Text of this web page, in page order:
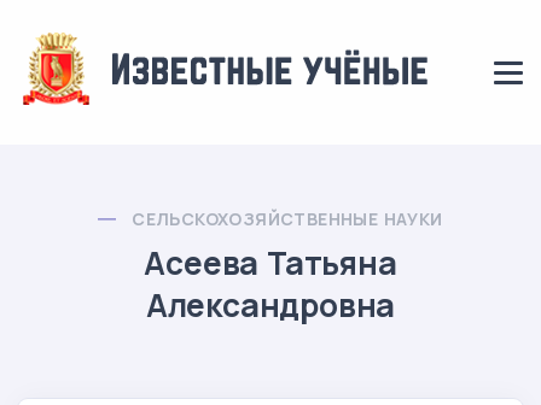
СЕЛЬСКОХОЗЯЙСТВЕННЫЕ НАУКИ
Асеева Татьяна
Александровна